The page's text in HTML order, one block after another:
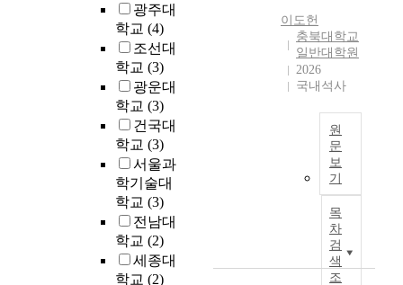
광주대
학교 (4)
조선대
학교 (3)
광운대
학교 (3)
건국대
학교 (3)
서울과
학기술대
학교 (3)
전남대
학교 (2)
세종대
학교 (2)
r
이도헌
충북대학교
일반대학원
2026
국내석사
원
문
보
기
목
차
검
색
조